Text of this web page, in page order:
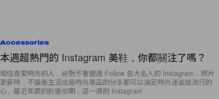
Accessories
本週超熱門的 Instagram 美鞋，你都關注了嗎？
相信喜愛時尚的人，絕對不會錯過 Follow 各大名人的 Instagram，照片
更新時，不論是生活或是時尚單品的分享都可以滿足時尚迷追隨流行的
心。最近年底的歡樂假期，這一週的 Instagram